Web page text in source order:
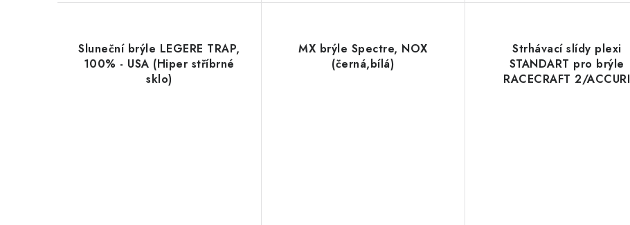
Sluneční brýle LEGERE TRAP,
100% - USA (Hiper stříbrné
sklo)
MX brýle Spectre, NOX
(černá,bílá)
Strhávací slídy plexi
STANDART pro brýle
RACECRAFT 2/ACCURI